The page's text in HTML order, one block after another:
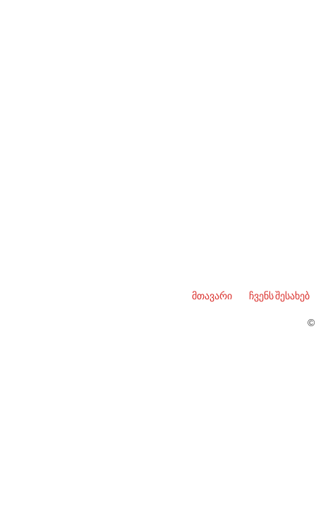
მთავარი ჩვენს შესახებ
©